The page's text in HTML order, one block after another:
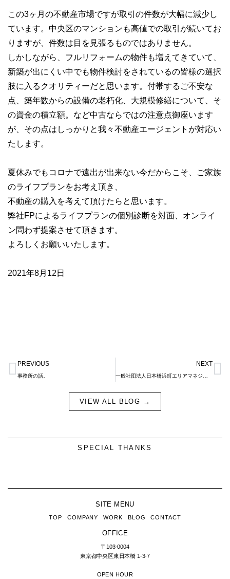
この3ヶ月の不動産市場ですが取引の件数が大幅に減少し
ています。中央区のマンションも高値での取引が続いてお
りますが、件数は目を見張るものではありません。
しかしながら、フルリフォームの物件も増えてきていて、
新築が出にくい中でも物件検討をされているの皆様の選択
肢に入るクオリティーだと思います。付帯するご不安な
点、築年数からの設備の老朽化、大規模修繕について、そ
の資金の積立額。など中古ならではの注意点御座います
が、その点はしっかりと我々不動産エージェントが対応い
たします。
夏休みでもコロナで遠出が出来ない今だからこそ、ご家族
のライフプランをお考え頂き、
不動産の購入を考えて頂けたらと思います。
弊社FPによるライフプランの個別診断を対面、オンライ
ン問わず提案させて頂きます。
よろしくお願いいたします。
2021年8月12日
Prev
PREVIOUS
事務所の話。
NEXT
VIEW ALL BLOG →
SPECIAL THANKS
SITE MENU
TOP COMPANY WORK BLOG CONTACT
OFFICE
〒103-0004
東京都中央区東日本橋 1-3-7
OPEN HOUR